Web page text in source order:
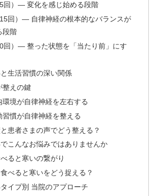
回）— 変化を感じ始める段階
回）— 自律神経の根本的なバランスが
段階
回）— 整った状態を「当たり前」にす
生活習慣の深い関係
整えの鍵
環境が自律神経を左右する
習慣が自律神経を整える
患者さまの声でどう整える？
こんなお悩みではありませんか
ると寒いの繋がり
べると寒いをどう捉える？
イプ別 当院のアプローチ